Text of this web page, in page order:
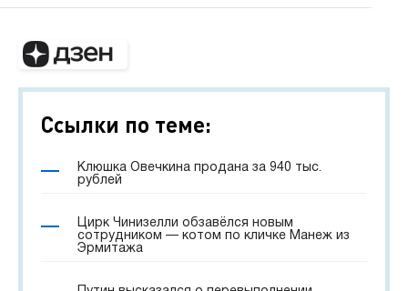
Ссылки по теме:
Клюшка Овечкина продана за 940 тыс.
рублей
Цирк Чинизелли обзавёлся новым
сотрудником — котом по кличке Манеж из
Эрмитажа